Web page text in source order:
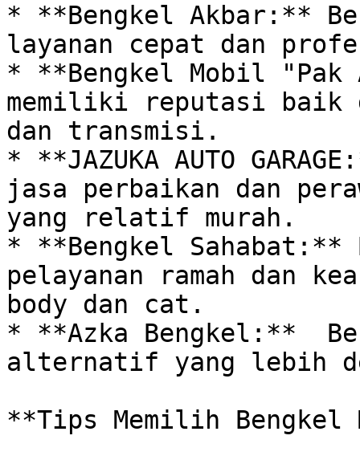
* **Bengkel Akbar:**
layanan cepat dan
* **Bengkel Mobil
memiliki reputasi baik
dan transmisi.
* **JAZUKA AUTO
jasa perbaikan dan
yang relatif murah.
* **Bengkel
pelayanan ramah dan
body dan cat.
* **Azka Bengkel:**
alternatif yang lebih
**Tips Memilih